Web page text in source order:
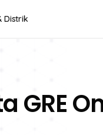
Distrik
GRE